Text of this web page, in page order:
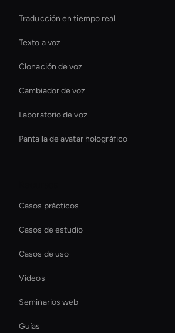
Traducción en tiempo real
Texto a voz
Clonación de voz
Cambiador de voz
Laboratorio de voz
Pantalla de avatar holográfico
Casos prácticos
Casos de estudio
Casos de uso
Vídeos
Seminarios web
Guías